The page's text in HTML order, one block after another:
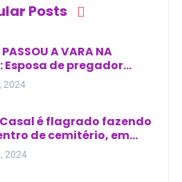
Posts
A VARA NA
Esposa de pregador
descobre
extra-conjugal
2024
Casal é flagrado fazendo
de cemitério, em
túmulo no Maranhão
2024